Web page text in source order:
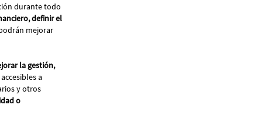
durante todo
definir el
mejorar
la gestión,
a
y otros
o